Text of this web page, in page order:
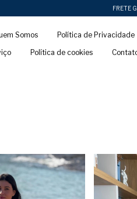
FRETE
Somos Política de Privacidade
Política de cookies